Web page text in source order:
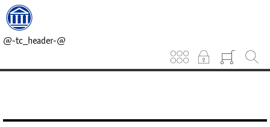
@-tc_header-@
@-tc_breadcrumb-@
Keinen aktuellen Kurs gefunden.